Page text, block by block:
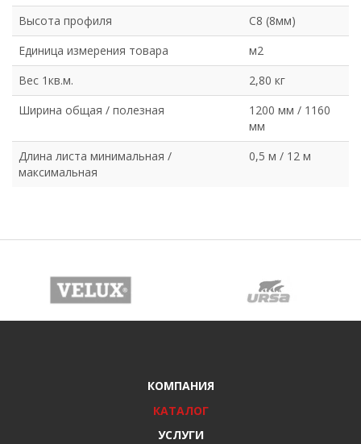
Высота профиля
C8 (8мм)
Единица измерения товара
м2
Вес 1кв.м.
2,80 кг
Ширина общая / полезная
1200 мм / 1160
мм
Длина листа минимальная /
максимальная
0,5 м / 12 м
КОМПАНИЯ
КАТАЛОГ
УСЛУГИ